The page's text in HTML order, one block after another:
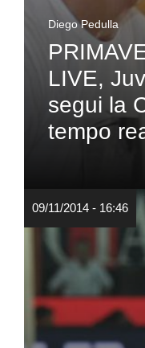
Diego Pedulla
LIVE,
segui la
tempo
09/11/2014 - 16:46